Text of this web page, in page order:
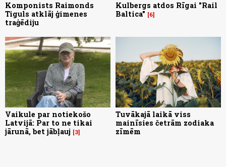
Komponists Raimonds
Tiguls atklāj ģimenes
traģēdiju
Kulbergs atdos Rīgai "Rail
Baltica"
6
Vaikule par notiekošo
Latvijā: Par to ne tikai
jārunā, bet jābļauj
3
Tuvākajā laikā viss
mainīsies četrām zodiaka
zīmēm